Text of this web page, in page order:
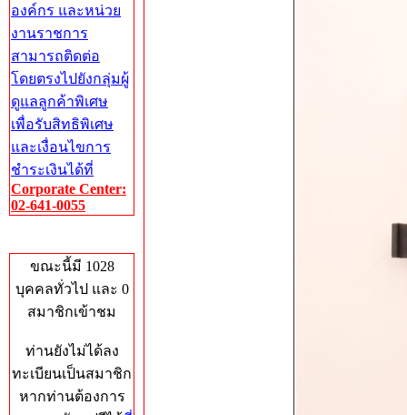
องค์กร และหน่วย
งานราชการ
สามารถติดต่อ
โดยตรงไปยังกลุ่มผู้
ดูแลลูกค้าพิเศษ
เพื่อรับสิทธิพิเศษ
และเงื่อนไขการ
ชำระเงินได้ที่
Corporate Center:
02-641-0055
ขณะนี้มี 1028
บุคคลทั่วไป และ 0
สมาชิกเข้าชม
ท่านยังไม่ได้ลง
ทะเบียนเป็นสมาชิก
หากท่านต้องการ